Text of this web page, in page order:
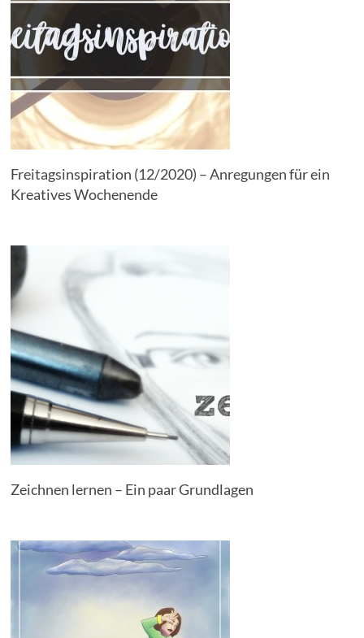
Freitagsinspiration (12/2020) – Anregungen für ein
Kreatives Wochenende
Zeichnen lernen – Ein paar Grundlagen